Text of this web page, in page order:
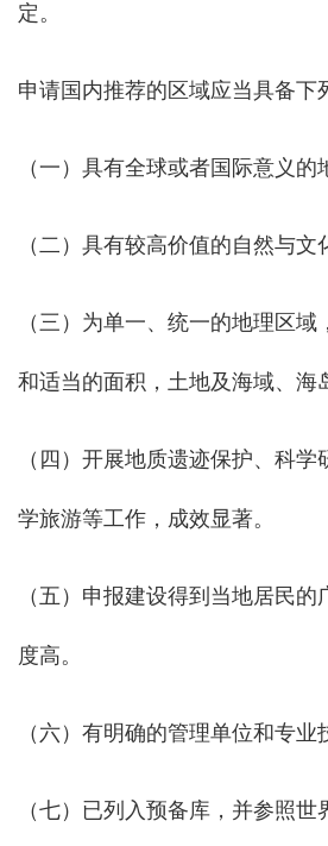
定。
申请国内推荐的区域应当具备下
（一）具有全球或者国际意义的
（二）具有较高价值的自然与文
（三）为单一、统一的地理区
和适当的面积，土地及海域、海
（四）开展地质遗迹保护、科
学旅游等工作，成效显著。
（五）申报建设得到当地居民
度高。
（六）有明确的管理单位和专业
（七）已列入预备库，并参照